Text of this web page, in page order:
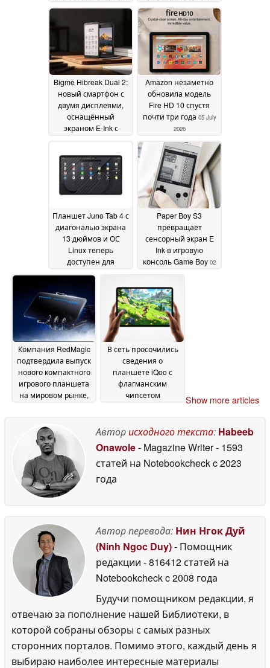
14 July 2026 12 July 2026
Bigme Hibreak Dual 2:
новый смартфон с
двумя дисплеями,
оснащённый
экраном E-Ink с
July 2026
Amazon незаметно
обновила модель
Fire HD 10 спустя
почти три года 05 July
2026
Планшет Juno Tab 4 с
диагональю экрана
13 дюймов и ОС
Linux теперь
доступен для
1 000 долларов
04 July
2026
Paper Boy S3
превращает
сенсорный экран E
Ink в игровую
консоль Game Boy 02
Компания RedMagic
подтвердила выпуск
нового компактного
игрового планшета
на мировом рынке,
жидкостного
охлаждения и OLED-
дисплеем с частотой
обновления 185 Гц
June 2026
В сеть просочились
сведения о
планшете iQoo с
флагманским
чипсетом
Show more articles
Авторисходного текста: Habeeb
Onawole- Magazine Writer- 1593
статей на Notebookcheckc 2023
года
Автор перевода: Нин Нгок Дуй
(Ninh Ngoc Duy)- Помощник
редакции - 816412 статей на
Notebookcheckc 2008 года
Будучи помощником редакции, я
отвечаю за пополнение нашей Библиотеки, в
которой собраны обзоры с самых разных
сторонних порталов. Помимо этого, каждый день я
выбираю наиболее интересные материалы